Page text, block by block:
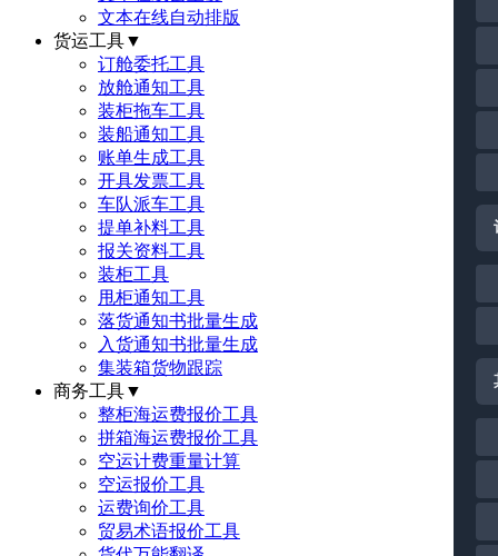
文本在线自动排版
货运工具▼
订舱委托工具
放舱通知工具
装柜拖车工具
装船通知工具
账单生成工具
开具发票工具
车队派车工具
提单补料工具
报关资料工具
装柜工具
甩柜通知工具
落货通知书批量生成
入货通知书批量生成
集装箱货物跟踪
商务工具▼
整柜海运费报价工具
拼箱海运费报价工具
空运计费重量计算
空运报价工具
运费询价工具
贸易术语报价工具